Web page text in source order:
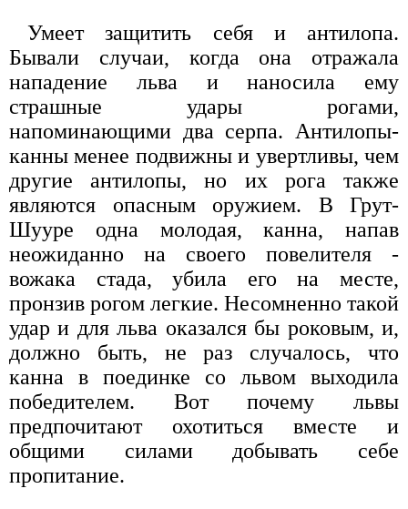
Умеет защитить себя и антилопа.
Бывали случаи, когда она отражала
нападение льва и наносила ему
страшные удары рогами,
напоминающими два серпа. Антилопы-
канны менее подвижны и увертливы, чем
другие антилопы, но их рога также
являются опасным оружием. В Грут-
Шууре одна молодая, канна, напав
неожиданно на своего повелителя -
вожака стада, убила его на месте,
пронзив рогом легкие. Несомненно такой
удар и для льва оказался бы роковым, и,
должно быть, не раз случалось, что
канна в поединке со львом выходила
победителем. Вот почему львы
предпочитают охотиться вместе и
общими силами добывать себе
пропитание.